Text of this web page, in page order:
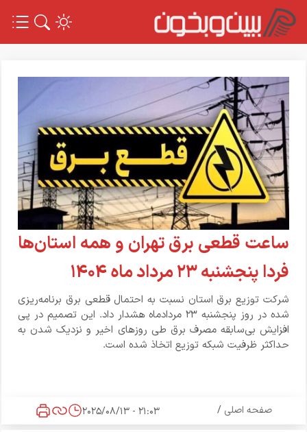
صفحه اصلی /
21:03 - 2025/08/13
ساعت قطعی برق تهران و همه استان‌ها
فردا پنجشنبه ۲۳ مرداد ماه ۱۴۰۴
شرکت توزیع برق استان نسبت به احتمال قطعی برق برنامه‌ریزی
شده در روز پنجشنبه ۲۳ مردادماه هشدار داد. این تصمیم در پی
افزایش بی‌سابقه مصرف برق طی روزهای اخیر و نزدیک شدن به
حداکثر ظرفیت شبکه توزیع اتخاذ شده است.